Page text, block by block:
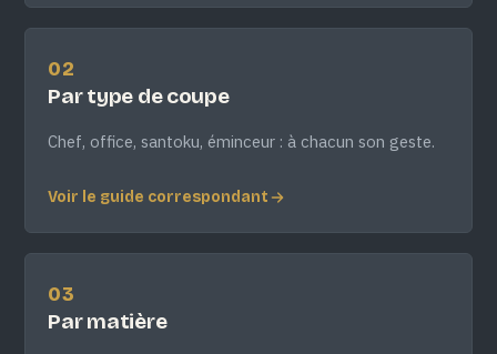
02
Par type de coupe
Chef, office, santoku, éminceur : à chacun son geste.
Voir le guide correspondant
03
Par matière